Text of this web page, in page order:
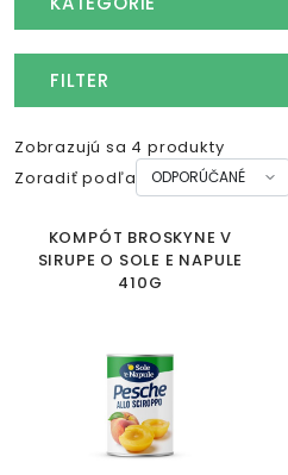
FILTER
Zobrazujú sa 4 produkty
Zoradiť podľa
KOMPÓT BROSKYNE V
SIRUPE O SOLE E NAPULE
410G